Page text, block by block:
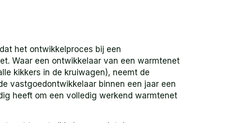
het ontwikkelproces bij een
Waar een ontwikkelaar van een warmtenet
kikkers in de kruiwagen), neemt de
vastgoedontwikkelaar binnen een jaar een
heeft om een volledig werkend warmtenet